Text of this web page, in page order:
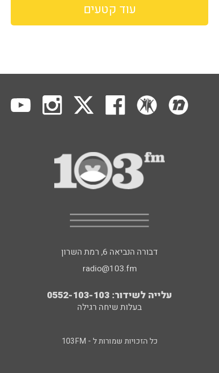
עוד קטעים
דבורה הנביאה 6, רמת השרון
radio@103.fm
עלייה לשידור: 0552-103-103
בעלות שיחה רגילה
כל הזכויות שמורות ל - 103FM